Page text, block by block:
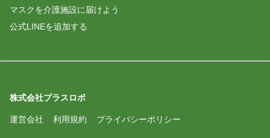
マスクを介護施設に届けよう
公式LINEを追加する
株式会社プラスロボ
運営会社 利用規約 プライバシーポリシー